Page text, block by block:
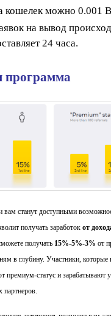
кошелек можно 0.001
на вывод
24 часа.
программа
вам станут доступными
получать заработокот
получать 15%-5%-3%от
в глубину. Участники, которые
премиум-статус и зарабатывают
партнеров.